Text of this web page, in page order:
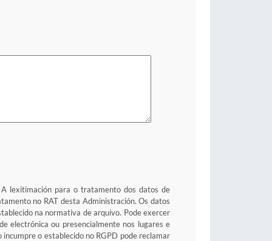
lexitimación para o tratamento dos datos de
no RAT desta Administración. Os datos
na normativa de arquivo. Pode exercer
electrónica ou presencialmente nos lugares e
o establecido no RGPD pode reclamar